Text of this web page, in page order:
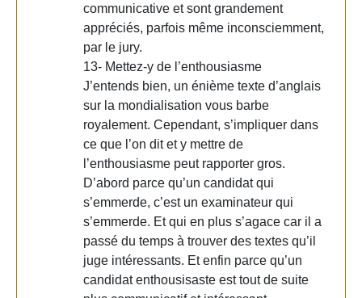
communicative et sont grandement
appréciés, parfois même inconsciemment,
par le jury.
13- Mettez-y de l’enthousiasme
J’entends bien, un énième texte d’anglais
sur la mondialisation vous barbe
royalement. Cependant, s’impliquer dans
ce que l’on dit et y mettre de
l’enthousiasme peut rapporter gros.
D’abord parce qu’un candidat qui
s’emmerde, c’est un examinateur qui
s’emmerde. Et qui en plus s’agace car il a
passé du temps à trouver des textes qu’il
juge intéressants. Et enfin parce qu’un
candidat enthousisaste est tout de suite